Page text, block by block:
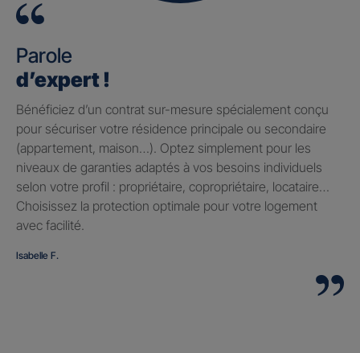
Parole
d’expert !
Bénéficiez d’un contrat sur-mesure spécialement conçu
pour sécuriser votre résidence principale ou secondaire
(appartement, maison…). Optez simplement pour les
niveaux de garanties adaptés à vos besoins individuels
selon votre profil : propriétaire, copropriétaire, locataire…
Choisissez la protection optimale pour votre logement
avec facilité.
Isabelle F.